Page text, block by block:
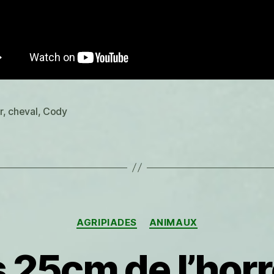
, cheval, Cody
Catégories
AGRIPIADES ANIMAUX